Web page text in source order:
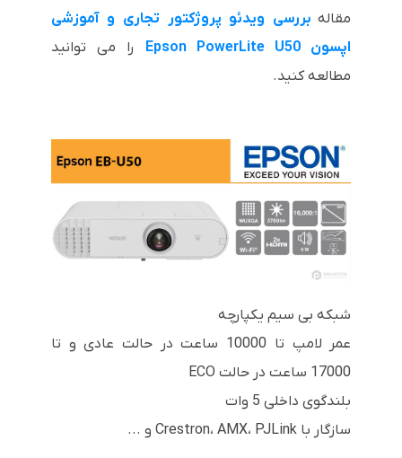
مقاله بررسی ویدئو پروژکتور تجاری و آموزشی
اپسون Epson PowerLite U50
را می توانید
مطالعه کنید.
شبکه بی سیم یکپارچه
عمر لامپ تا 10000 ساعت در حالت عادی و تا
17000 ساعت در حالت ECO
بلندگوی داخلی 5 وات
سازگار با Crestron، AMX، PJLink و ...